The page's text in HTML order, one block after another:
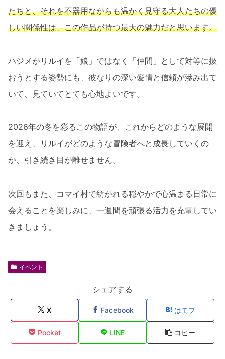
たちと、それを不器用ながらも温かく見守る大人たちの優
しい関係性は、この作品が持つ最大の魅力だと思います。
ハジメがリルイを「娘」ではなく「仲間」として対等に扱
おうとする姿勢にも、彼なりの深い愛情と信頼が滲み出て
いて、見ていてとても心地よいです。
2026年の冬を彩るこの物語が、これからどのような展開
を迎え、リルイがどのような冒険者へと成長していくの
か、引き続き目が離せません。
次回もまた、コマイ村で紡がれる穏やかで心温まる日常に
会えることを楽しみに、一週間を頑張る活力を充電してい
きましょう。
イベント
シェアする
X Facebook はてブ
Pocket LINE コピー